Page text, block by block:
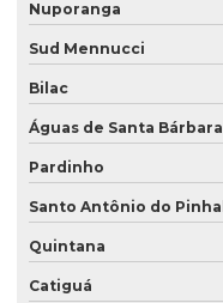
Nuporanga
Sud Mennucci
Bilac
Águas de Santa Bárbara
Pardinho
Santo Antônio do Pinhal
Quintana
Catiguá